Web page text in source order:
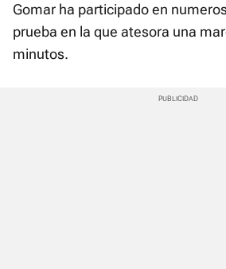
Gomar ha participado en
prueba en la que atesora una
minutos.